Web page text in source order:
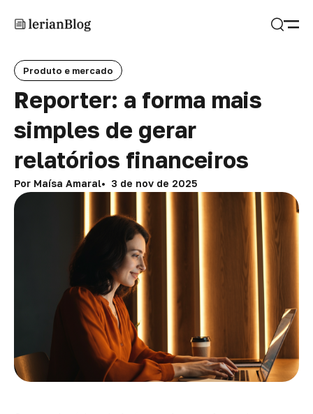
Produto e mercado
Reporter: a forma mais
simples de gerar
relatórios financeiros
Por Maísa Amaral 3 de nov de 2025